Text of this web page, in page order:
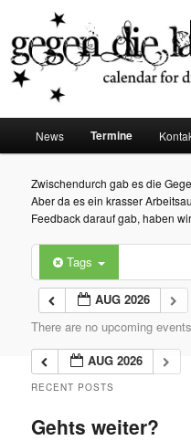
Gegen die
diy dates vienna
Skip
to
primary
content
News Termine
Zwischendurch gab es die
Aber da es ein krasser
Feedback darauf gab, haben
Tags
AUG 2026
There are no upcoming
AUG 2026
RECENT POSTS
Gehts weiter?